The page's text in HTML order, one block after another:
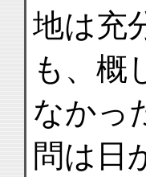
地は充
も、概
なかっ
問は日